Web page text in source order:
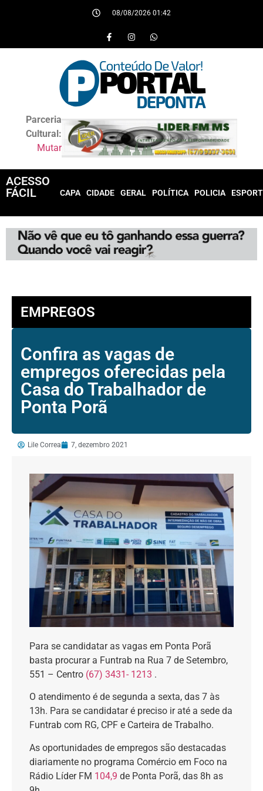
08/08/2026 01:42
Parceria
Cultural:
Mutar
ACESSO
FÁCIL
CAPA CIDADE GERAL POLÍTICA POLICIA
EMPREGOS
Confira as vagas de
empregos oferecidas pela
Casa do Trabalhador de
Ponta Porã
Lile Correa 7, dezembro 2021
Para se candidatar as vagas em Ponta Porã
basta procurar a Funtrab na Rua 7 de Setembro,
551 – Centro (67) 3431- 1213 .
O atendimento é de segunda a sexta, das 7 às
13h. Para se candidatar é preciso ir até a sede da
Funtrab com RG, CPF e Carteira de Trabalho.
As oportunidades de empregos são destacadas
diariamente no programa Comércio em Foco na
Rádio Líder FM 104,9 de Ponta Porã, das 8h as